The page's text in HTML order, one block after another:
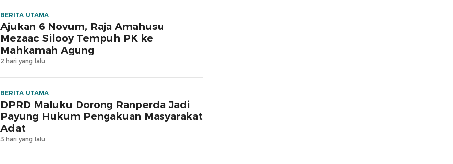
BERITA UTAMA
Ajukan 6 Novum, Raja Amahusu
Mezaac Silooy Tempuh PK ke
Mahkamah Agung
2 hari yang lalu
BERITA UTAMA
DPRD Maluku Dorong Ranperda Jadi
Payung Hukum Pengakuan Masyarakat
Adat
3 hari yang lalu